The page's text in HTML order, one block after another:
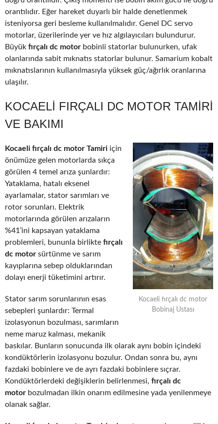
orantılıdır. Eğer hareket duyarlı bir halde denetlenmek
isteniyorsa geri besleme kullanılmalıdır. Genel DC servo
motorlar, üzerilerinde yer ve hız algılayıcıları bulundurur.
Büyük fırçalı dc motor bobinli statorlar bulunurken, ufak
olanlarında sabit mıknatıs statorlar bulunur. Samarium kobalt
mıknatıslarının kullanılmasıyla yüksek güç/ağırlık oranlarına
ulaşılır.
KOCAELI FIRÇALI DC MOTOR TAMIRI
VE BAKIMI
Kocaeli fırçalı dc motor
Bobinaj Ustası
Kocaeli fırçalı dc motor Tamiri için
önümüze gelen motorlarda sıkça
görülen 4 temel arıza şunlardır:
Yataklama, hatalı eksenel
ayarlamalar, stator sarımları ve
rotor sorunları. Elektrik
motorlarında görülen arızaların
%41’ini kapsayan yataklama
problemleri, bununla birlikte fırçalı
dc motor sürtünme ve sarım
kayıplarına sebep olduklarından
dolayı enerji tüketimini artırır.
Stator sarım sorunlarının esas
sebepleri şunlardır: Termal
izolasyonun bozulması, sarımların
neme maruz kalması, mekanik
baskılar. Bunların sonucunda ilk olarak aynı bobin içindeki
kondüktörlerin izolasyonu bozulur. Ondan sonra bu, aynı
fazdaki bobinlere ve de ayrı fazdaki bobinlere sıçrar.
Kondüktörlerdeki değişiklerin belirlenmesi, fırçalı dc
motor bozulmadan ilkin onarım edilmesine yada yenilenmeye
olanak sağlar.